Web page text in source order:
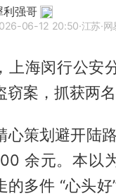
利强哥
06-12 20:50·江苏·
上海闵行公安
窃案，抓获两名
心策划避开陆
余元。本以
的多件 “心头